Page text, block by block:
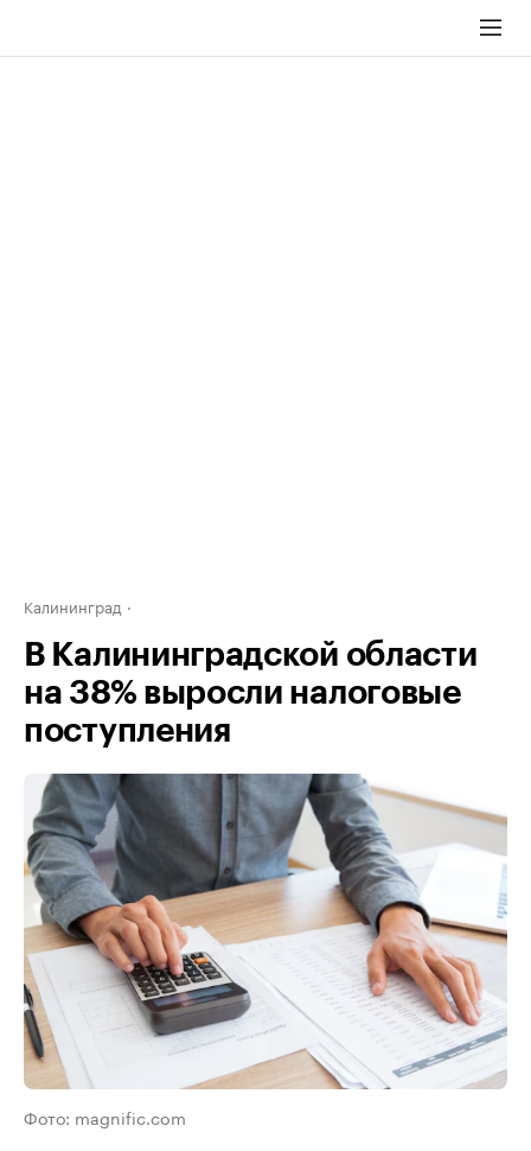
Калининград
В Калининградской области
на 38% выросли налоговые
поступления
Фото: magnific.com